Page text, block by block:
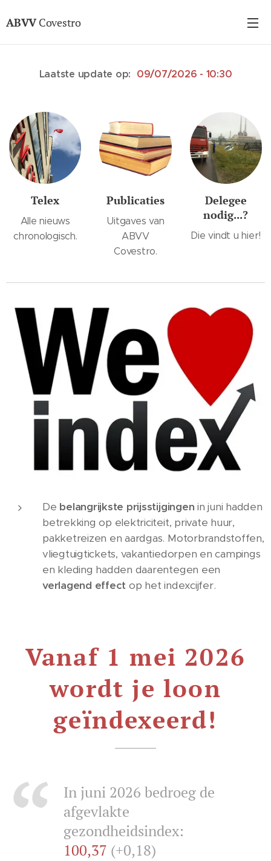
ABVVCovestro
Laatste update op: 09/07/2026 - 10:30
Telex
Alle nieuws
chronologisch.
Publicaties
Uitgaves van
ABVV
Covestro.
Delegee
nodig...?
Die vindt u hier!
De belangrijkste prijsstijgingen in juni hadden
betrekking op elektriciteit, private huur,
pakketreizen en aardgas. Motorbrandstoffen,
vliegtuigtickets, vakantiedorpen en campings
en kleding hadden daarentegen een
verlagend effect op het indexcijfer.
Vanaf 1 mei 2026
wordt je loon
geïndexeerd!
In juni 2026 bedroeg de
afgevlakte
gezondheidsindex:
100,37 (+0,18)